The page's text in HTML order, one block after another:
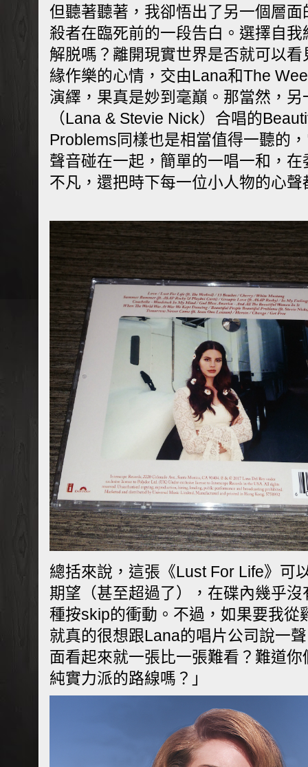
但聽著聽著，我卻悟出了另一個層
殺者在臨死前的一段告白。選擇自
解脱嗎？離開現實世界是否就可以
緣作樂的心情，交由Lana和The
演繹，果真是妙到毫巔。那當然，
（Lana & Stevie Nick）合唱的
Problems同樣也是相當值得一聽的
聲音碰在一起，簡單的一唱一和，
不凡，還把時下每一位小人物的心聲
總括來說，這張《Lust For Life》可
期望（甚至超過了），在碟內幾乎
種按skip的衝動。不過，如果要我從
就真的很想跟Lana的唱片公司說一
面看起來就一張比一張難看？難道
純實力派的路線嗎 ？」